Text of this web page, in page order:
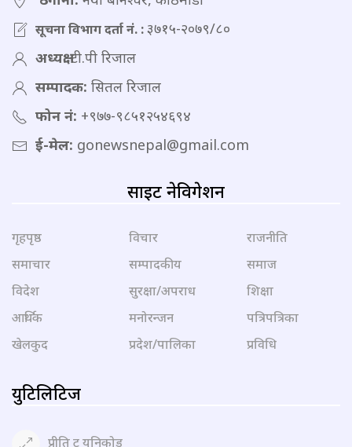
सूचना विभाग दर्ता नं. :३७१५-२०७९/८०
अध्यक्ष:टी.पी रिजाल
सम्पादक: सितल रिजाल
फोन नं: +९७७-९८५१२५४६९४
ई-मेल: gonewsnepal@gmail.com
साइट नेविगेशन
गृहपृष्ठ
समाचार
विदेश
आर्थिक
खेलकुद
विचार
सम्पादकीय
सुरक्षा/अपराध
मनोरन्जन
प्रदेश/पालिका
राजनीति
समाज
शिक्षा
पत्रिपत्रिका
प्रविधि
युटिलिटिज
प्रीति टु युनिकोड